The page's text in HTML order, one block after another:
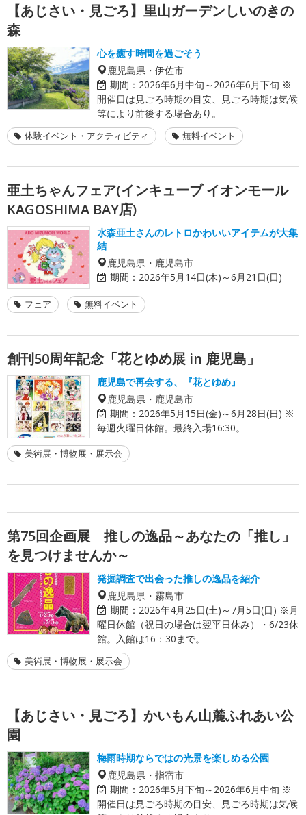
【あじさい・見ごろ】里山ガーデンしいのきの
森
心を癒す時間を過ごそう
鹿児島県・伊佐市
期間： 2026年6月中旬～2026年6月下旬 ※
開催日は見ごろ時期の目安、見ごろ時期は気候
等により前後する場合あり。
体験イベント・アクティビティ 無料イベント
亜土ちゃんフェア(インキューブ イオンモール
KAGOSHIMA BAY店)
水森亜土さんのレトロかわいいアイテムが大集
結
鹿児島県・鹿児島市
期間： 2026年5月14日(木)～6月21日(日)
フェア 無料イベント
創刊50周年記念「花とゆめ展 in 鹿児島」
鹿児島で再会する、『花とゆめ』
鹿児島県・鹿児島市
期間： 2026年5月15日(金)～6月28日(日) ※
毎週火曜日休館。最終入場16:30。
美術展・博物展・展示会
第75回企画展 推しの逸品～あなたの「推し」
を見つけませんか～
発掘調査で出会った推しの逸品を紹介
鹿児島県・霧島市
期間： 2026年4月25日(土)～7月5日(日) ※月
曜日休館（祝日の場合は翌平日休み）・6/23休
館。入館は16：30まで。
美術展・博物展・展示会
【あじさい・見ごろ】かいもん山麓ふれあい公
園
梅雨時期ならではの光景を楽しめる公園
鹿児島県・指宿市
期間： 2026年5月下旬～2026年6月中旬 ※
開催日は見ごろ時期の目安、見ごろ時期は気候